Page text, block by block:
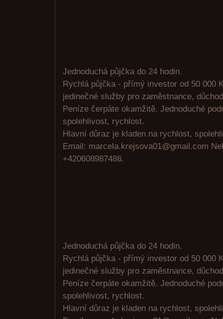
Jednoduchá půjčka do 24 hodin.
Rychlá půjčka - přímý investor od 50 000
jedinečné služby pro zaměstnance,
Peníze čerpáte okamžitě. Jednoduché
spolehlivost, rychlost.
Hlavní důraz je kladen na rychlost,
Email: marcela.krejsova01@gmail.com
+420608987486.
Jednoduchá půjčka do 24 hodin.
Rychlá půjčka - přímý investor od 50 000
jedinečné služby pro zaměstnance,
Peníze čerpáte okamžitě. Jednoduché
spolehlivost, rychlost.
Hlavní důraz je kladen na rychlost,